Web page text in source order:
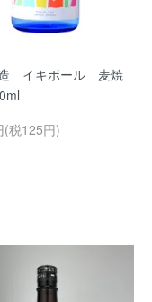
イキボール 麦焼
(税125円)